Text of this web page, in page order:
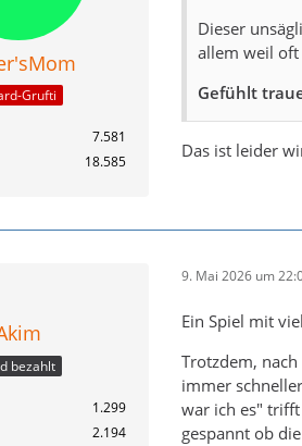
Grufti
7.581
18.585
Dieser
allem weil oft
Gefühlt
Das ist leider
bezahlt
1.299
2.194
9. Mai 2026 um
Ein Spiel mit
Trotzdem,
immer
war ich es" trifft
gespannt ob